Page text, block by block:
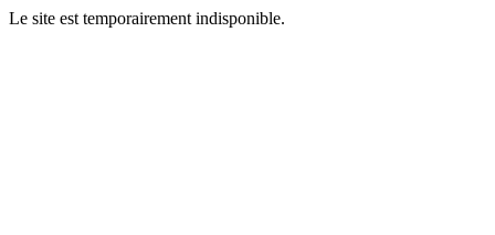
Le site est temporairement indisponible.